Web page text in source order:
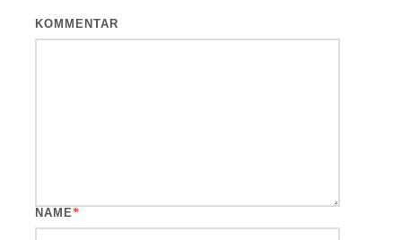
KOMMENTAR
NAME*